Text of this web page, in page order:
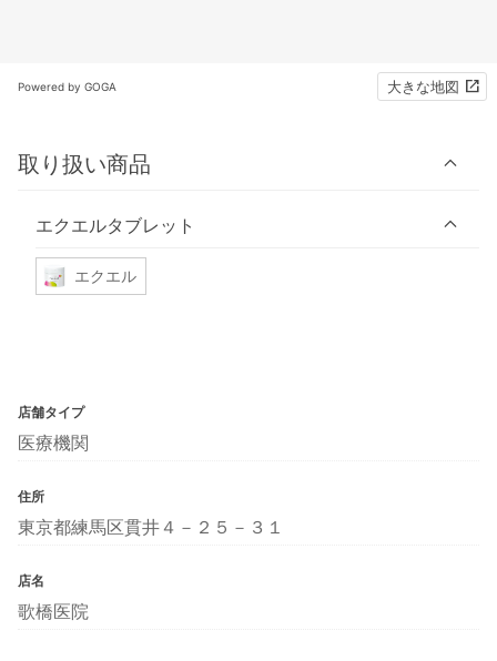
Powered by GOGA 大きな地図
取り扱い商品
エクエルタブレット
エクエル
店舗タイプ
医療機関
住所
東京都練馬区貫井４－２５－３１
店名
歌橋医院